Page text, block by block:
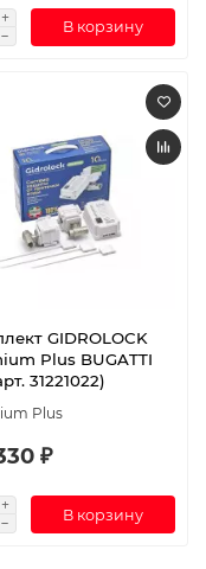
В корзину
GIDROLOCK
Plus BUGATTI
31221022)
Plus
₽
В корзину